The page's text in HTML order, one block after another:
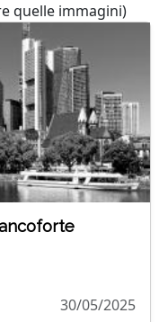
quelle immagini)
30/05/2025